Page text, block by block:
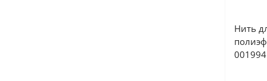
Нить
001994